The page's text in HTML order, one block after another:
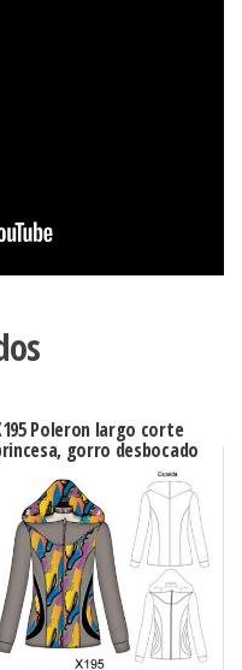
Poleron largo corte
gorro desbocado